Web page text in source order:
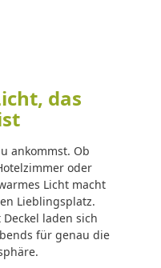
das
ankommst. Ob
oder
Licht macht
Lieblingsplatz.
laden sich
für genau die